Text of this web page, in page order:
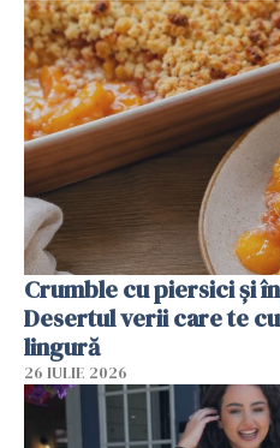
Crumble cu piersici și
Desertul verii care te
lingură
26 IULIE 2026